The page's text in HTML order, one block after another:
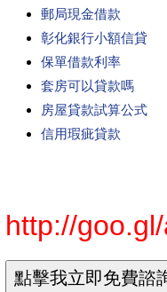
郵局現金借款
彰化銀行小額信貸
保單借款利率
套房可以貸款嗎
房屋貸款試算公式
信用瑕疵貸款
http://